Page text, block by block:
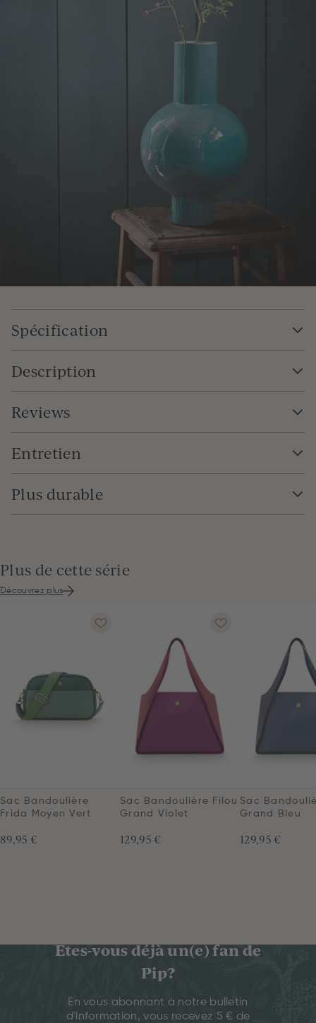
Spécification
Description
Reviews
Entretien
Plus durable
Plus de cette série
Découvrez plus
Sac Bandoulière
Frida Moyen Vert
89,95 €
Sac Bandoulière Filou
Grand Violet
129,95 €
Sac
Grand Bleu
129,95 €
Êtes-vous déjà un(e) fan de
Pip?
En vous abonnant à notre bulletin
d'information, vous recevez 5 € de